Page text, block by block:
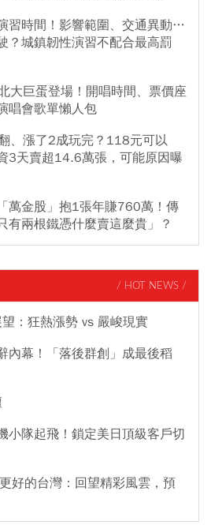
習時間！影響範圍、交通異動…
？城鎮韌性演習不配合最高罰
大巨蛋登場！開唱時間、票價座
唱會歌單懶人包
、漲了2成玩完？118元可以
3天賣超14.6萬張，可能原因曝
萬金股」抱1張年賺760萬！傳
有兩根鐵憑什麼賣這麼貴」？
/ HOT NEWS /
：狂熱漲勢 vs 嚴峻現實
內幕！「落後群創」成最後稻
小隊起飛！鎖定美日頂級客戶切
好的台灣：回望精彩風雲，預